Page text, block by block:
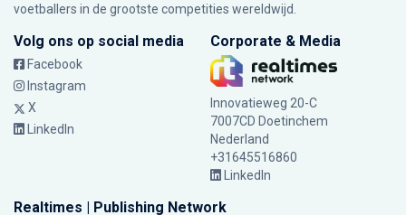
voetballers in de grootste competities wereldwijd.
Volg ons op social media
Facebook
Instagram
X
LinkedIn
Corporate & Media
Innovatieweg 20-C
7007CD Doetinchem
Nederland
+31645516860
LinkedIn
Realtimes | Publishing Network